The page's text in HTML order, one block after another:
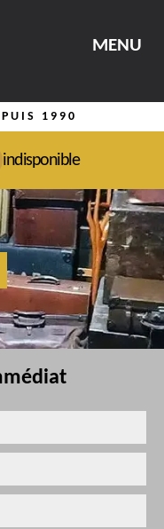
MENU
1990
indisponible